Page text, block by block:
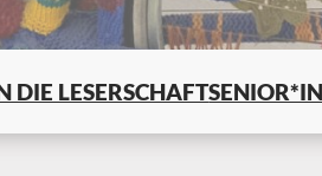
DIE LESERSCHAFT